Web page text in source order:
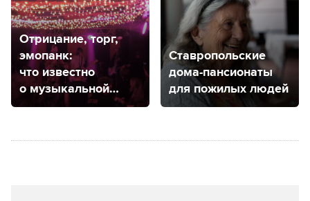
Отрицание, торг,
эмопанк:
что известно
о музыкальной
группе «Контроль»
Ставропольские
дома-пансионаты
для пожилых людей